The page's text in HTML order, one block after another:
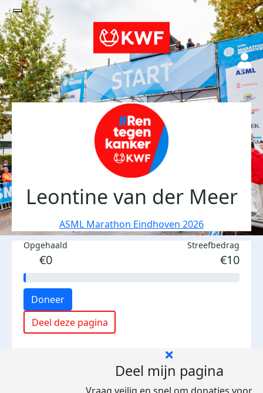
Leontine van der Meer
ASML Marathon Eindhoven 2026
Opgehaald
€0
Streefbedrag
€10
Doneer
Deel deze pagina
Deel mijn pagina